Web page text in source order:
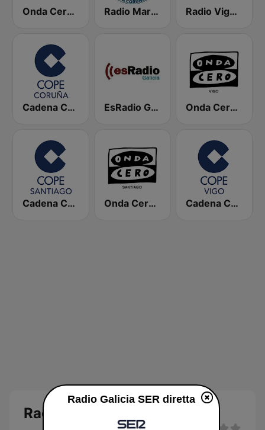
Onda Cero A Coruña Radio Marca Coruña Radio Vigo SER
Cadena COPE Coruña EsRadio Galicia Onda Cero Vigo
Cadena COPE Santiago Onda Cero Santiago Cadena COPE Vigo
Radio Galicia SER
Radio Galicia SER diretta